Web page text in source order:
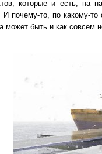
которые и есть, на
почему-то, по какому-то
может быть и как совсем